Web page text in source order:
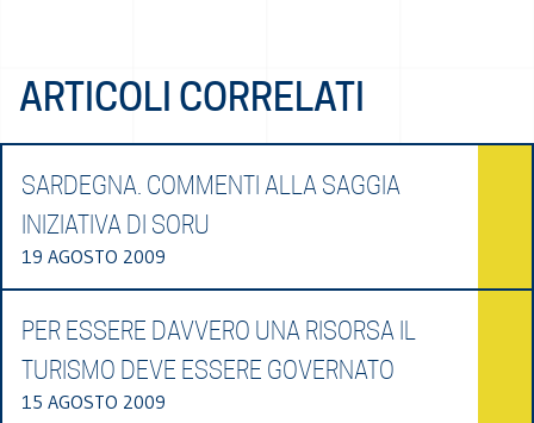
ARTICOLI CORRELATI
SARDEGNA. COMMENTI ALLA SAGGIA
INIZIATIVA DI SORU
19 AGOSTO 2009
PER ESSERE DAVVERO UNA RISORSA IL
TURISMO DEVE ESSERE GOVERNATO
15 AGOSTO 2009